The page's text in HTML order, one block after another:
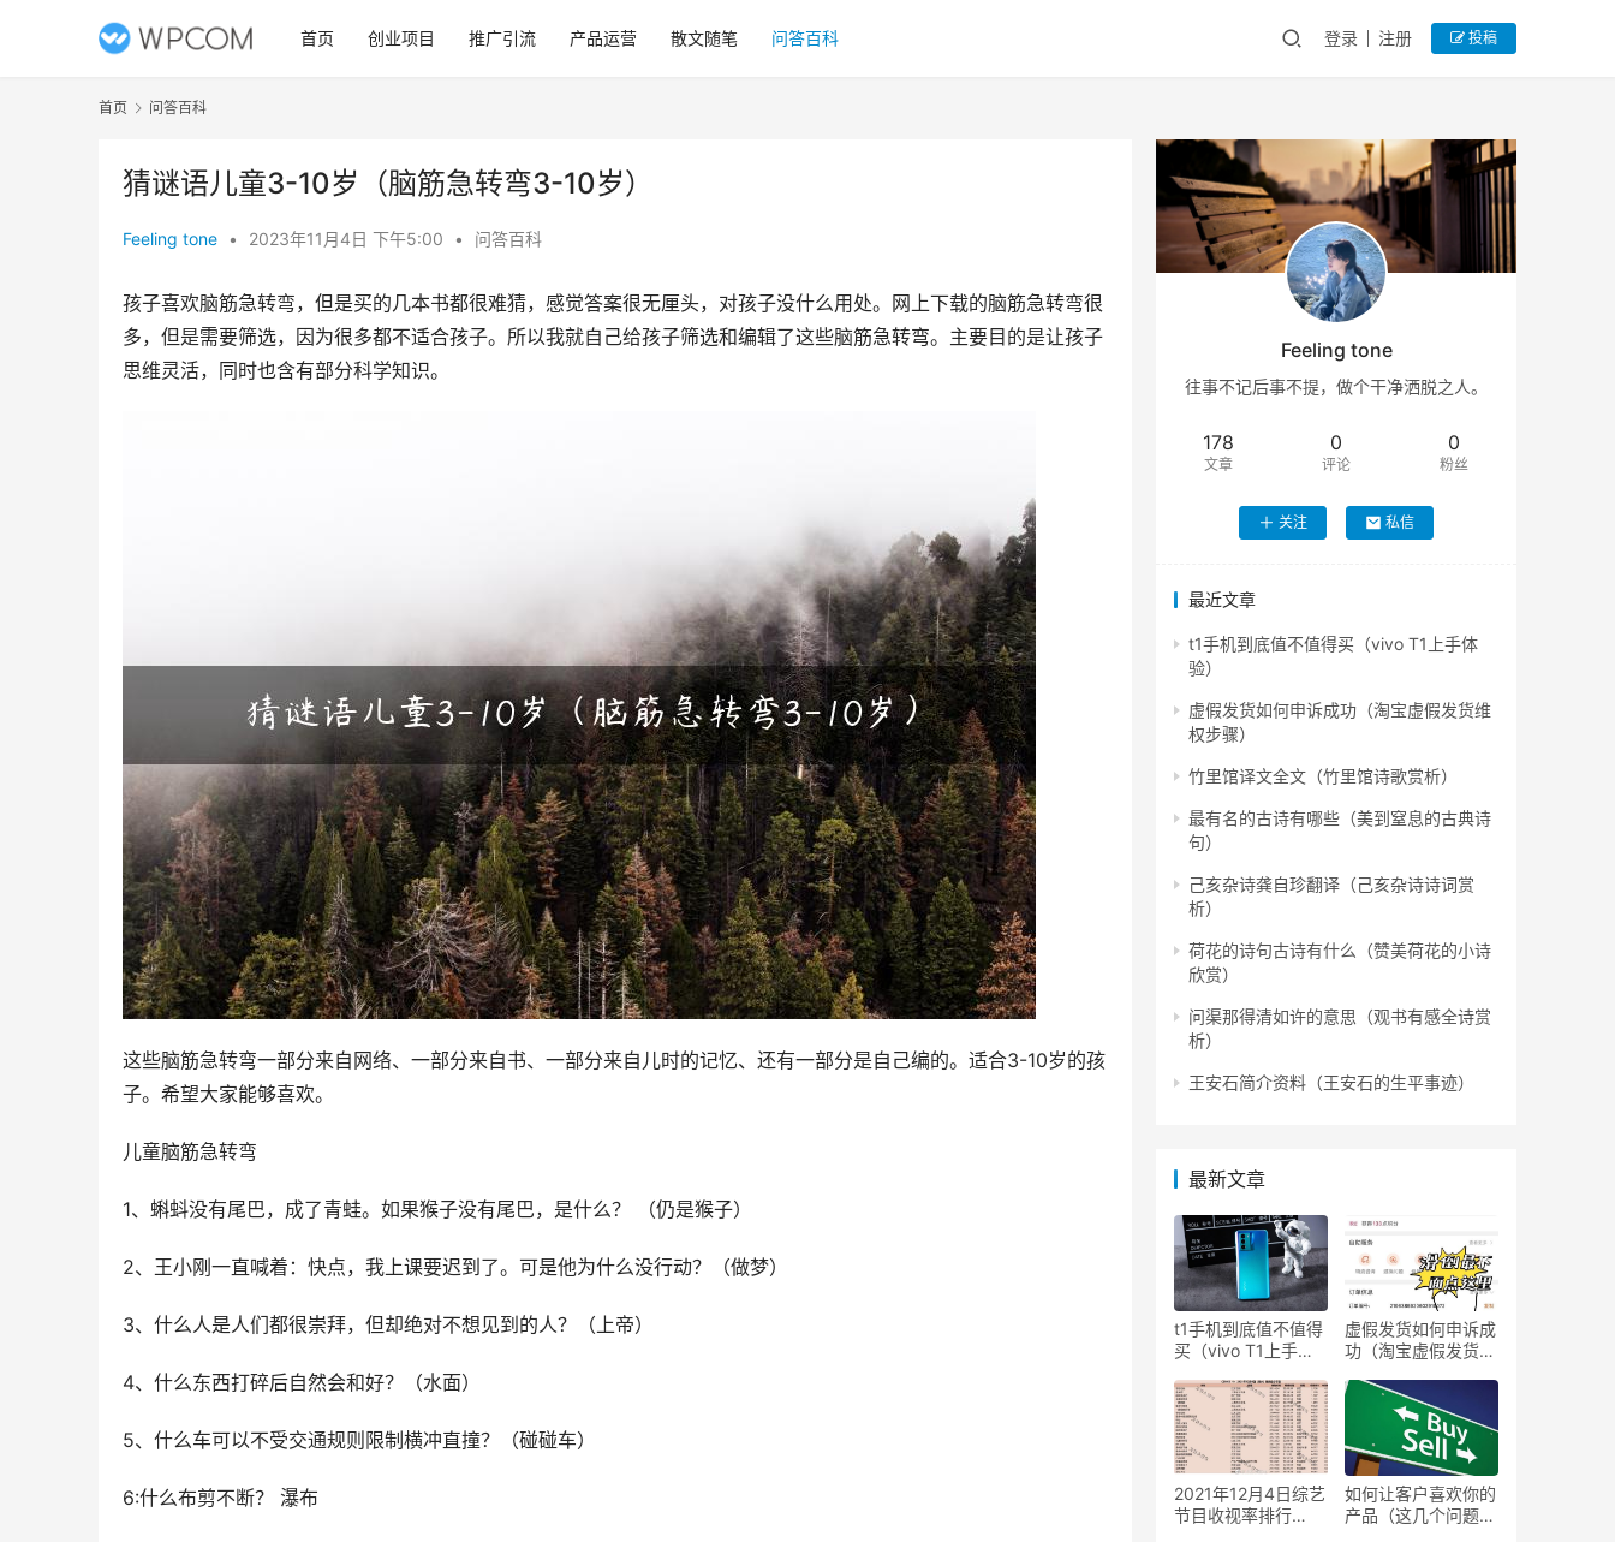
首页 创业项目 推广引流 产品运营 散文随笔 问答百科 登录 注册 投稿
首页 问答百科
猜谜语儿童3-10岁（脑筋急转弯3-10岁）
Feeling tone • 2023年11月4日 下午5:00 • 问答百科
孩子喜欢脑筋急转弯，但是买的几本书都很难猜，感觉答案很无厘头，对孩子没什么用处。网上下载的脑筋急转弯很
多，但是需要筛选，因为很多都不适合孩子。所以我就自己给孩子筛选和编辑了这些脑筋急转弯。主要目的是让孩子
思维灵活，同时也含有部分科学知识。
这些脑筋急转弯一部分来自网络、一部分来自书、一部分来自儿时的记忆、还有一部分是自己编的。适合3-10岁的孩
子。希望大家能够喜欢。
儿童脑筋急转弯
1、蝌蚪没有尾巴，成了青蛙。如果猴子没有尾巴，是什么？ （仍是猴子）
2、王小刚一直喊着：快点，我上课要迟到了。可是他为什么没行动？（做梦）
3、什么人是人们都很崇拜，但却绝对不想见到的人？（上帝）
4、什么东西打碎后自然会和好？（水面）
5、什么车可以不受交通规则限制横冲直撞？（碰碰车）
6:什么布剪不断？ 瀑布
Feeling tone
往事不记后事不提，做个干净洒脱之人。
178
文章
0
评论
0
粉丝
关注 私信
最近文章
t1手机到底值不值得买（vivo T1上手体
验）
虚假发货如何申诉成功（淘宝虚假发货维
权步骤）
竹里馆译文全文（竹里馆诗歌赏析）
最有名的古诗有哪些（美到窒息的古典诗
句）
己亥杂诗龚自珍翻译（己亥杂诗诗词赏
析）
荷花的诗句古诗有什么（赞美荷花的小诗
欣赏）
问渠那得清如许的意思（观书有感全诗赏
析）
王安石简介资料（王安石的生平事迹）
最新文章
t1手机到底值不值得
买（vivo T1上手体
虚假发货如何申诉成
功（淘宝虚假发货维
2021年12月4日综艺
节目收视率排行
如何让客户喜欢你的
产品（这几个问题值